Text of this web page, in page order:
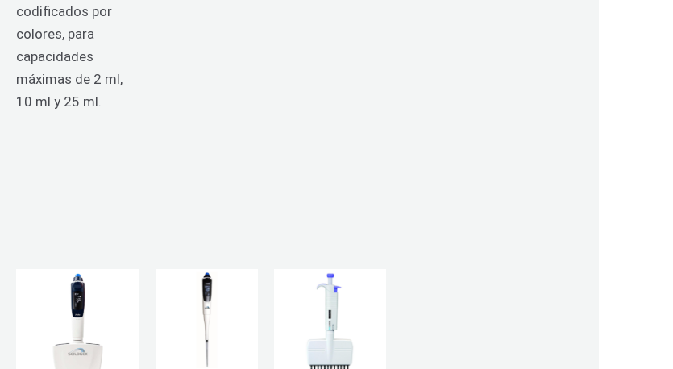
codificados por
colores, para
capacidades
máximas de 2 ml,
10 ml y 25 ml.